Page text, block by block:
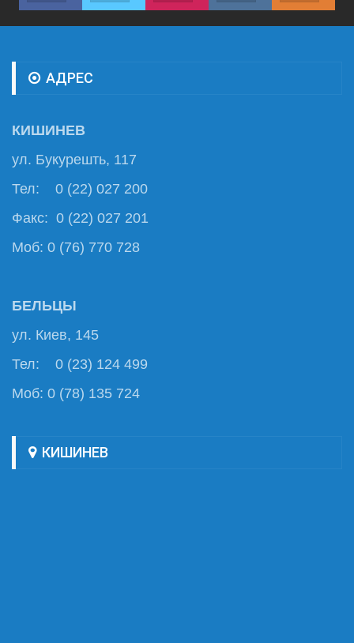
АДРЕС
КИШИНЕВ
ул. Букурешть, 117
Тел: 0 (22) 027 200
Факс: 0 (22) 027 201
Моб: 0 (76) 770 728
БЕЛЬЦЫ
ул. Киев, 145
Тел: 0 (23) 124 499
Моб: 0 (78) 135 724
КИШИНЕВ